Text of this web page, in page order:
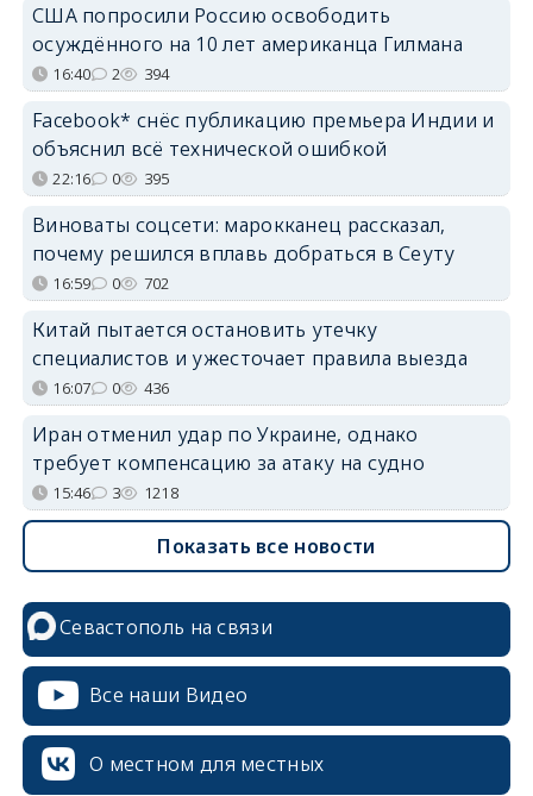
США попросили Россию освободить
осуждённого на 10 лет американца Гилмана
16:40 2 394
Facebook* снёс публикацию премьера Индии и
объяснил всё технической ошибкой
22:16 0 395
Виноваты соцсети: марокканец рассказал,
почему решился вплавь добраться в Сеуту
16:59 0 702
Китай пытается остановить утечку
специалистов и ужесточает правила выезда
16:07 0 436
Иран отменил удар по Украине, однако
требует компенсацию за атаку на судно
15:46 3 1218
Показать все новости
Севастополь на связи
Все наши Видео
О местном для местных